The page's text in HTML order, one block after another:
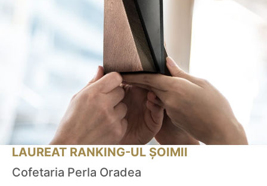
LAUREAT RANKING-UL ȘOIMII
Cofetaria Perla Oradea